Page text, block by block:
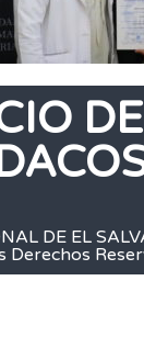
DE
DE EL
Derechos